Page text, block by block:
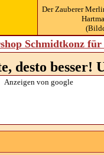
Der Zauberer
Schmidtkonz
desto
Anzeigen von google